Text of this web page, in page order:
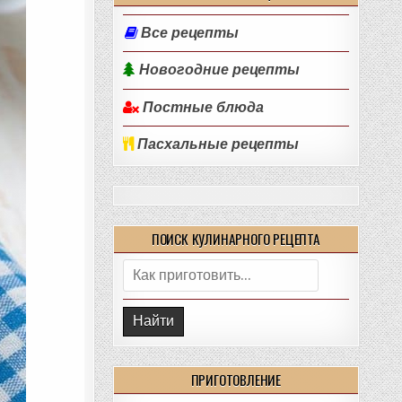
Все рецепты
Новогодние рецепты
Постные блюда
Пасхальные рецепты
ПОИСК КУЛИНАРНОГО РЕЦЕПТА
Поиск:
ПРИГОТОВЛЕНИЕ